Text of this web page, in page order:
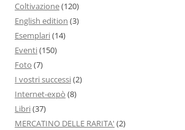
Coltivazione(120)
English edition (3)
Esemplari(14)
Eventi(150)
Foto (7)
I vostri successi(2)
Internet-expò (8)
Libri(37)
MERCATINO DELLE RARITA' (2)